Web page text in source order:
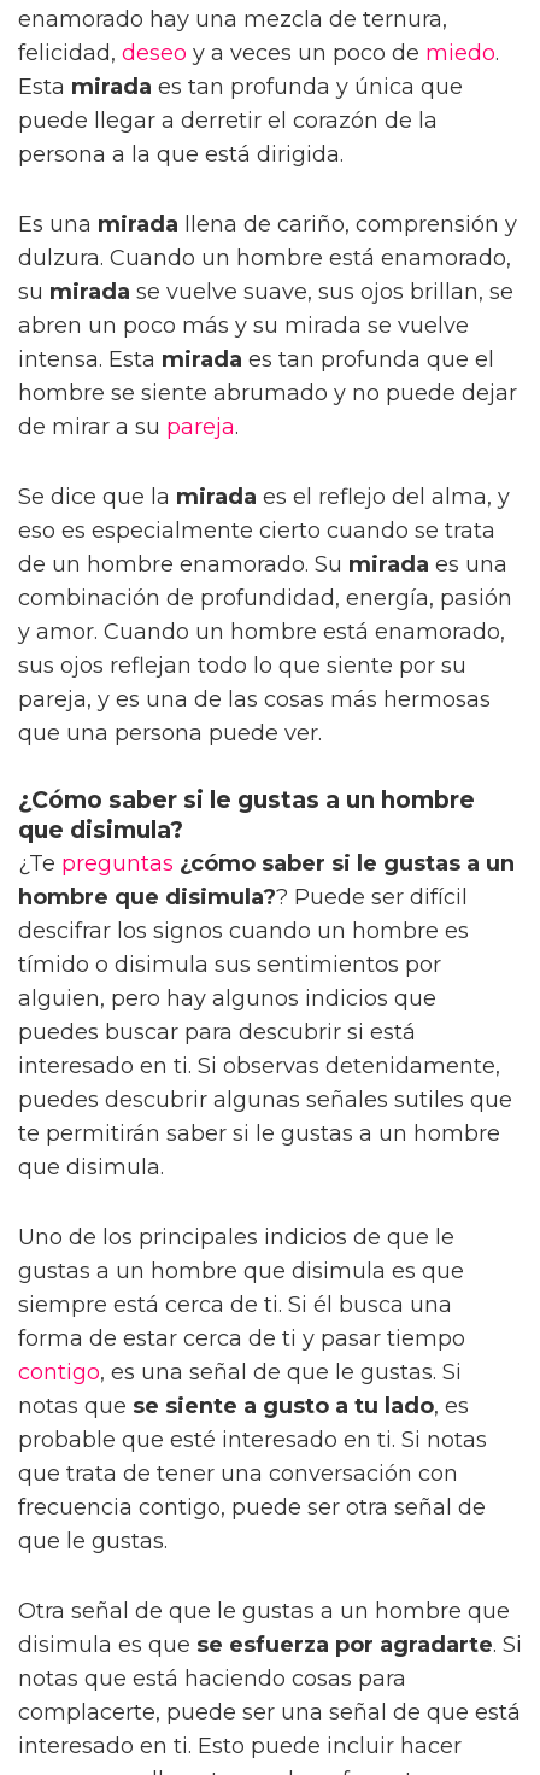
enamorado hay una mezcla de ternura,
felicidad, deseo y a veces un poco de miedo.
Esta mirada es tan profunda y única que
puede llegar a derretir el corazón de la
persona a la que está dirigida.
Es una mirada llena de cariño, comprensión y
dulzura. Cuando un hombre está enamorado,
su mirada se vuelve suave, sus ojos brillan, se
abren un poco más y su mirada se vuelve
intensa. Esta mirada es tan profunda que el
hombre se siente abrumado y no puede dejar
de mirar a su pareja.
Se dice que la mirada es el reflejo del alma, y
eso es especialmente cierto cuando se trata
de un hombre enamorado. Su mirada es una
combinación de profundidad, energía, pasión
y amor. Cuando un hombre está enamorado,
sus ojos reflejan todo lo que siente por su
pareja, y es una de las cosas más hermosas
que una persona puede ver.
¿Cómo saber si le gustas a un hombre
que disimula?
¿Te preguntas ¿cómo saber si le gustas a un
hombre que disimula?? Puede ser difícil
descifrar los signos cuando un hombre es
tímido o disimula sus sentimientos por
alguien, pero hay algunos indicios que
puedes buscar para descubrir si está
interesado en ti. Si observas detenidamente,
puedes descubrir algunas señales sutiles que
te permitirán saber si le gustas a un hombre
que disimula.
Uno de los principales indicios de que le
gustas a un hombre que disimula es que
siempre está cerca de ti. Si él busca una
forma de estar cerca de ti y pasar tiempo
contigo, es una señal de que le gustas. Si
notas que se siente a gusto a tu lado, es
probable que esté interesado en ti. Si notas
que trata de tener una conversación con
frecuencia contigo, puede ser otra señal de
que le gustas.
Otra señal de que le gustas a un hombre que
disimula es que se esfuerza por agradarte. Si
notas que está haciendo cosas para
complacerte, puede ser una señal de que está
interesado en ti. Esto puede incluir hacer